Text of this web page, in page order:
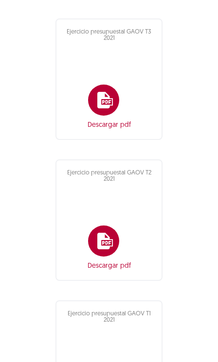
Ejercicio presupuestal GAOV T3
2021
Descargar pdf
Ejercicio presupuestal GAOV T2
2021
Descargar pdf
Ejercicio presupuestal GAOV T1
2021